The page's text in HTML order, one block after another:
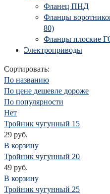
Фланец ПНД
Фланцы
80)
Фланцы плоские
Электроприводы
Сортировать:
По названию
По цене дешевле дороже
По популярности
Нет
Тройник чугунный 15
29 руб.
В корзину
Тройник чугунный 20
49 руб.
В корзину
Тройник чугунный 25